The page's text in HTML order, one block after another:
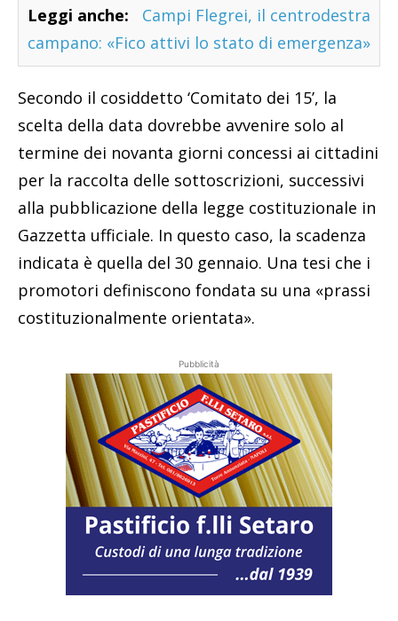
Leggi anche:
Campi Flegrei, il centrodestra
campano: «Fico attivi lo stato di emergenza»
Secondo il cosiddetto ‘Comitato dei 15’, la
scelta della data dovrebbe avvenire solo al
termine dei novanta giorni concessi ai cittadini
per la raccolta delle sottoscrizioni, successivi
alla pubblicazione della legge costituzionale in
Gazzetta ufficiale. In questo caso, la scadenza
indicata è quella del 30 gennaio. Una tesi che i
promotori definiscono fondata su una «prassi
costituzionalmente orientata».
Pubblicità